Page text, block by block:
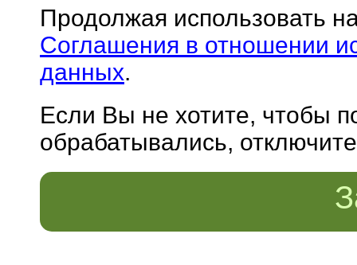
Продолжая использовать
Соглашения в отношении
данных.
Если Вы не хотите, чтобы
обрабатывались,